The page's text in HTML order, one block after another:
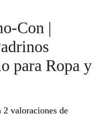
Con |
para Ropa y
2 valoraciones de